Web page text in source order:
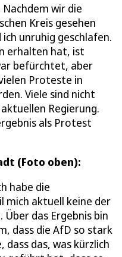
wir die
Kreis gesehen
unruhig geschlafen.
erhalten hat, ist
befürchtet, aber
Proteste in
Viele sind nicht
Regierung.
als Protest
(Foto oben):
habe die
mich aktuell keine der
das Ergebnis bin
dass die AfD so stark
das, was kürzlich